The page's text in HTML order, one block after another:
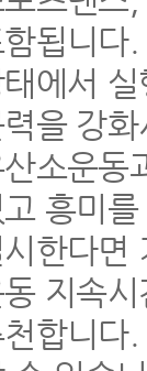
됩니다
에서
을 강
소운동
흥미
한다면
지속
합니다